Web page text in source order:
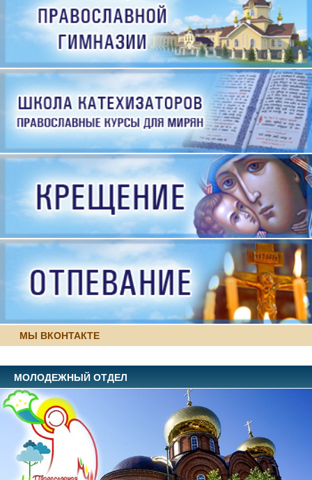
МЫ ВКОНТАКТЕ
МОЛОДЕЖНЫЙ ОТДЕЛ